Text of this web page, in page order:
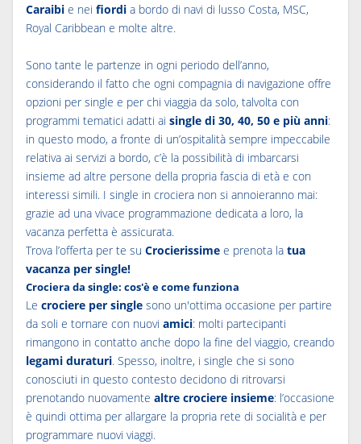
Caraibi e nei fiordi a bordo di navi di lusso Costa, MSC,
Royal Caribbean e molte altre.
Sono tante le partenze in ogni periodo dell’anno,
considerando il fatto che ogni compagnia di navigazione offre
opzioni per single e per chi viaggia da solo, talvolta con
programmi tematici adatti ai single di 30, 40, 50 e più anni:
in questo modo, a fronte di un’ospitalità sempre impeccabile
relativa ai servizi a bordo, c’è la possibilità di imbarcarsi
insieme ad altre persone della propria fascia di età e con
interessi simili. I single in crociera non si annoieranno mai:
grazie ad una vivace programmazione dedicata a loro, la
vacanza perfetta è assicurata.
Trova l’offerta per te su Crocierissime e prenota la tua
vacanza per single!
Crociera da single: cos'è e come funziona
Le crociere per single sono un'ottima occasione per partire
da soli e tornare con nuovi amici: molti partecipanti
rimangono in contatto anche dopo la fine del viaggio, creando
legami duraturi. Spesso, inoltre, i single che si sono
conosciuti in questo contesto decidono di ritrovarsi
prenotando nuovamente altre crociere insieme: l’occasione
è quindi ottima per allargare la propria rete di socialità e per
programmare nuovi viaggi.